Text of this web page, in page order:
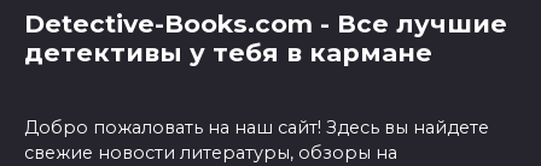
Detective-Books.com - Все лучшие
детективы у тебя в кармане
Добро пожаловать на наш сайт! Здесь вы найдете
свежие новости литературы, обзоры на